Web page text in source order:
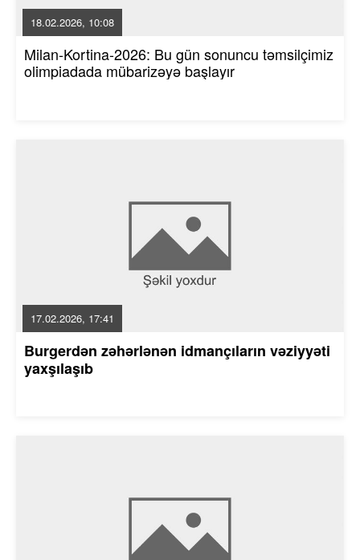
18.02.2026, 10:08
Milan-Kortina-2026: Bu gün sonuncu təmsilçimiz
olimpiadada mübarizəyə başlayır
17.02.2026, 17:41
Burgerdən zəhərlənən idmançıların vəziyyəti
yaxşılaşıb